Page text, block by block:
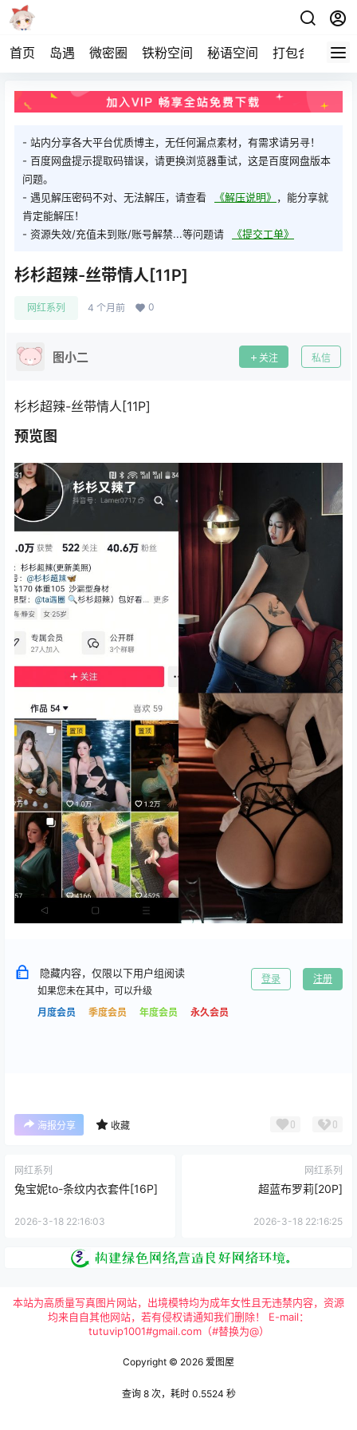
首页 岛遇 微密圈 铁粉空间 秘语空间 打包合集 关
- 站内分享各大平台优质博主，无任何漏点素材，有需求请另寻！
- 百度网盘提示提取码错误，请更换浏览器重试，这是百度网盘版本
问题。
- 遇见解压密码不对、无法解压，请查看
《解压说明》 ，能分享就
肯定能解压！
- 资源失效/充值未到账/账号解禁...等问题请
《提交工单》
杉杉超辣-丝带情人[11P]
网红系列 4 个月前 0
图小二 关注 私信
杉杉超辣-丝带情人[11P]
预览图
隐藏内容，仅限以下用户组阅读
如果您未在其中，可以升级
月度会员
季度会员 年度会员 永久会员
登录 注册
海报分享 收藏 0 0
网红系列
兔宝妮to-条纹内衣套件[16P]
2026-3-18 22:16:03
网红系列
超蓝布罗莉[20P]
2026-3-18 22:16:25
本站为高质量写真图片网站，出境模特均为成年女性且无违禁内容，资源
均来自自其他网站，若有侵权请通知我们删除！ E-mail：
tutuvip1001#gmail.com（#替换为@）
Copyright © 2026 爱图屋
查询 8 次，耗时 0.5524 秒